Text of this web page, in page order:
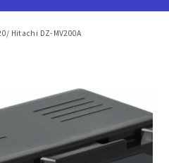
Hitachi DZ-MV200A